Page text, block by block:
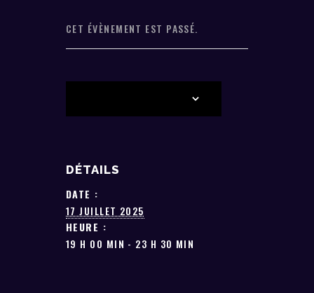
CET ÉVÈNEMENT EST PASSÉ.
DÉTAILS
DATE :
17 JUILLET 2025
HEURE :
19 H 00 MIN - 23 H 30 MIN